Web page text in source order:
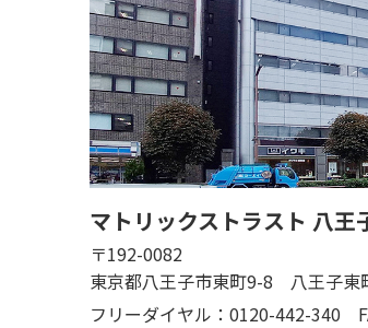
マトリックストラスト 八王
〒192-0082
東京都八王子市東町9-8 八王子東
フリーダイヤル：0120-442-340